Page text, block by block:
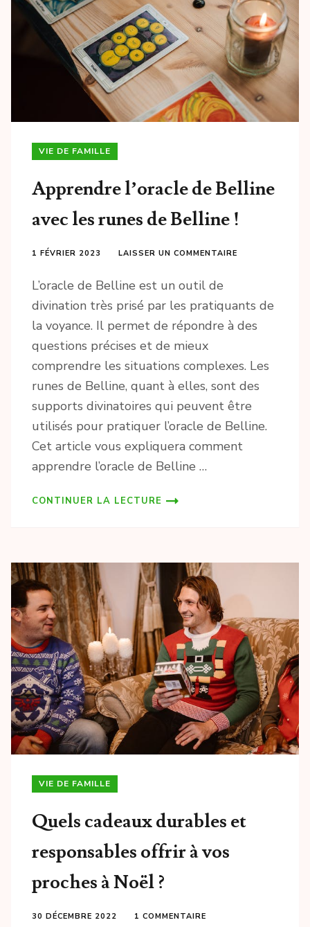
VIE DE FAMILLE
Apprendre l’oracle de Belline
avec les runes de Belline !
1 FÉVRIER 2023 LAISSER UN COMMENTAIRE
L’oracle de Belline est un outil de
divination très prisé par les pratiquants de
la voyance. Il permet de répondre à des
questions précises et de mieux
comprendre les situations complexes. Les
runes de Belline, quant à elles, sont des
supports divinatoires qui peuvent être
utilisés pour pratiquer l’oracle de Belline.
Cet article vous expliquera comment
apprendre l’oracle de Belline …
CONTINUER LA LECTURE
VIE DE FAMILLE
Quels cadeaux durables et
responsables offrir à vos
proches à Noël ?
30 DÉCEMBRE 2022 1 COMMENTAIRE